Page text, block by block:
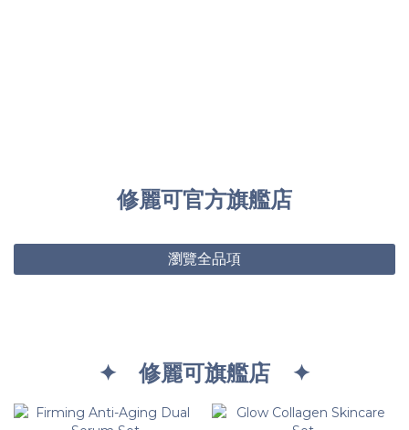
修麗可官方旗艦店
瀏覽全品項
✦ 修麗可旗艦店 ✦